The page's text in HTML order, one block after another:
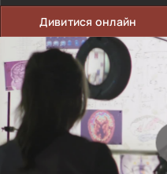
Дивитися онлайн